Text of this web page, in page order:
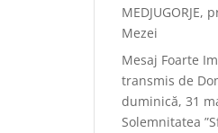
MEDJUGORJE,
Mezei
Mesaj Foarte
transmis de
duminică, 31
Solemnitatea